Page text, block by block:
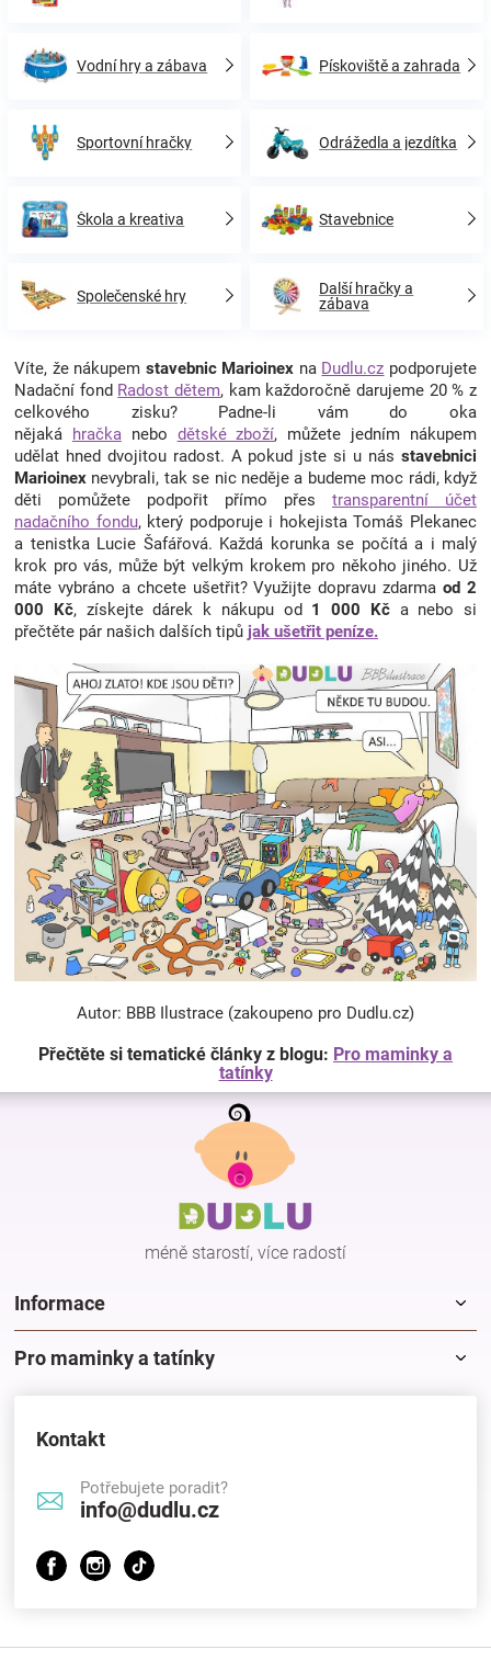
Vodní hry a zábava Pískoviště a zahrada
Sportovní hračky Odrážedla a jezdítka
Škola a kreativa Stavebnice
Společenské hry
Další hračky a
zábava
Víte, že nákupem stavebnic Marioinex na Dudlu.cz podporujete
Nadační fond Radost dětem, kam každoročně darujeme 20 % z
celkového zisku? Padne-li vám do oka
nějaká hračka nebo dětské zboží, můžete jedním nákupem
udělat hned dvojitou radost. A pokud jste si u nás stavebnici
Marioinex nevybrali, tak se nic neděje a budeme moc rádi, když
děti pomůžete podpořit přímo přes transparentní účet
nadačního fondu, který podporuje i hokejista Tomáš Plekanec
a tenistka Lucie Šafářová. Každá korunka se počítá a i malý
krok pro vás, může být velkým krokem pro někoho jiného. Už
máte vybráno a chcete ušetřit? Využijte dopravu zdarmaod 2
000 Kč, získejte dárek k nákupu od 1 000 Kča nebo si
přečtěte pár našich dalších tipů jak ušetřit peníze.
Autor: BBB Ilustrace (zakoupeno pro Dudlu.cz)
Přečtěte si tematické články z blogu: Pro maminky a
tatínky
Z
méně starostí, více radostí
Informace
Pro maminky a tatínky
Kontakt
Potřebujete poradit?
info@dudlu.cz